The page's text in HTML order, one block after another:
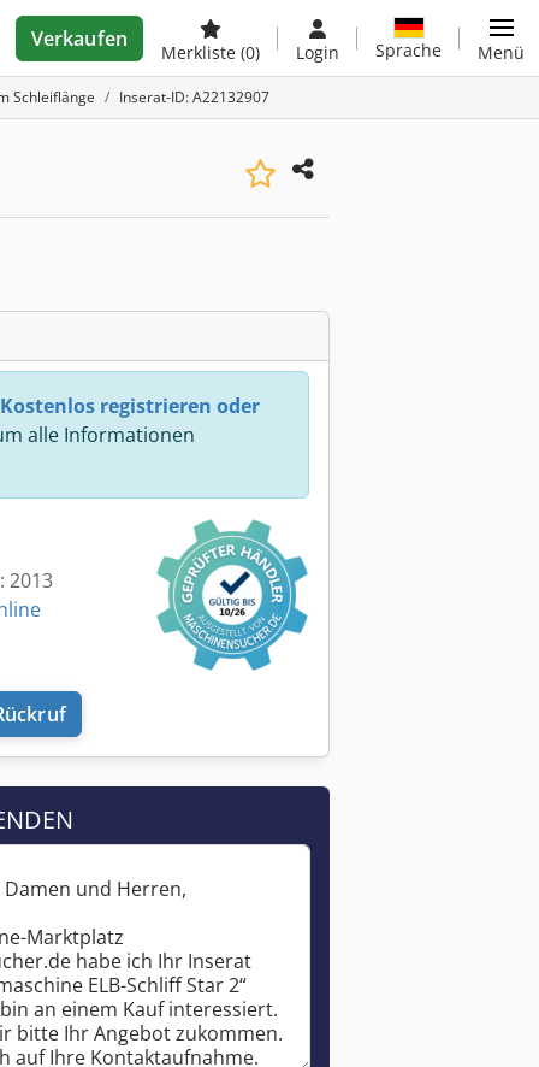
Verkaufen
Merkliste (0) Login Sprache Menü
Schleiflänge Inserat-ID: A22132907
Kostenlos registrieren oder
alle Informationen
2013